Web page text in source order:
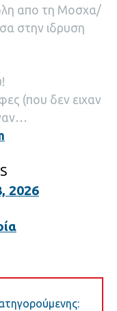
απο τη Μοσχα/
στην ιδρυση
(που δεν ειχαν
2026